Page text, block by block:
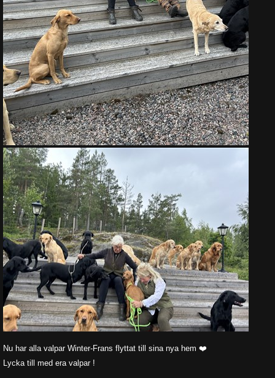
Nu har alla valpar Winter-Frans flyttat till sina nya hem ❤️
Lycka till med era valpar !